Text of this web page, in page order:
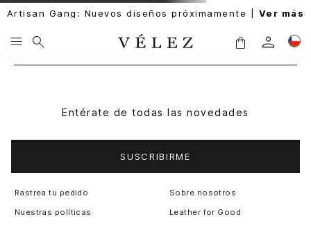
Artisan Gang: Nuevos diseños próximamente | Ver más
Entérate de todas las novedades
SUSCRIBIRME
Rastrea tu pedido
Nuestras políticas
Sobre nosotros
Leather for Good